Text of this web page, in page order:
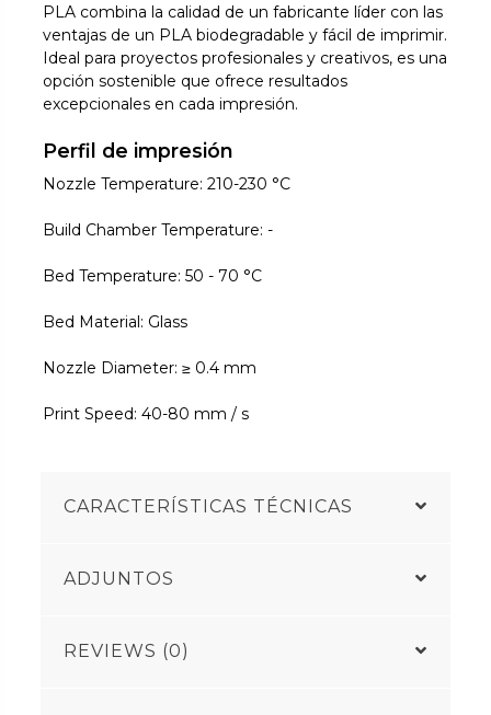
PLA combina la calidad de un fabricante líder con las
ventajas de un PLA biodegradable y fácil de imprimir.
Ideal para proyectos profesionales y creativos, es una
opción sostenible que ofrece resultados
excepcionales en cada impresión.
Perfil de impresión
Nozzle Temperature: 210-230 °C
Build Chamber Temperature: -
Bed Temperature: 50 - 70 °C
Bed Material: Glass
Nozzle Diameter: ≥ 0.4 mm
Print Speed: 40-80 mm / s
CARACTERÍSTICAS TÉCNICAS
ADJUNTOS
REVIEWS (0)